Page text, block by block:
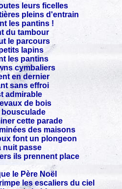
leurs ficelles
pleins d'entrain
les pantins !
du tambour
le parcours
lapins
les pantins
cymbaliers
en dernier
sans effroi
admirable
de bois
bousculade
cette parade
des maisons
font un plongeon
nuit passe
ils prennent place
le Père Noël
les escaliers du ciel